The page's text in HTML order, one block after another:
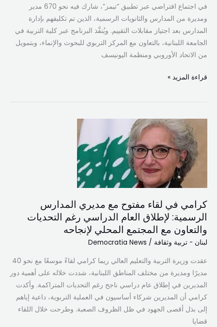
في اجتماع افتراضي عبر تطبيق “تيمز”، شارك فيه نحو 670 مدير
ومديرة من المدارس والثانويات الرسمية، الذين تم تكليفهم بإدارة
المدارس بعد اجتياز مقابلات التقييم. ويُنفَّذ البرنامج عبر كلية التربية في
الجامعة اللبنانية، بالتعاون مع المركز التربوي للبحوث والإنماء، وبتمويل
من الاتحاد الأوروبي ومنظمة اليونيسف
قراءة المزيد »
كرامي في لقاء مفتوح مع مديري المدارس
الرسمية: لإطلاق العام الدراسي رغم التحديات
والتعاون مع المجتمع المحلي لإنجاحه
لبنان - تربية وثقافة /
Democratia News
عقدت وزيرة التربية والتعليم العالي ريما كرامي لقاءً موسعًا مع نحو 40
مديرًا ومديرة من مختلف المناطق اللبنانية، شددت خلاله على أهمية دور
المديرين في إطلاق عام دراسي ناجح رغم التحديات المتراكمة. وأكدت
كرامي أن المديرين شركاء أساسيون في العملية التربوية، داعية إياهم
إلى بذل أقصى الجهود في ظل الظروف الصعبة. وطرحت خلال اللقاء
قضايا
كرامي
مفتوح
الرسمية:
لإطلاق
العام
الدراسي
رغم
التحديات
والتعاون
مع
المجتمع
المحلي